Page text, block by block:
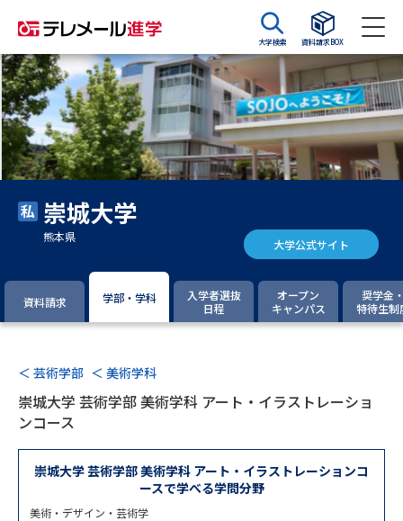
大学検索 資料請求BOX
資料請求 資料検索
大学・短大の資料種類から請求
大学パンフ
大学入学共通テスト利用選抜の
過去問題集
専門学校の資料請求 大学院の資料請求
留学・進学関連、塾・予備校
大学入学共通テスト「受験案
内」の請求
大学入学共通テスト「受験上の
配慮案内」の請求
崇城大学
熊本県 大学公式サイト
資料請求 学部・学科
入学者選抜
日程
オープン
キャンパス
奨学金
特待生制
＜ 芸術学部 ＜ 美術学科
崇城大学 芸術学部 美術学科 アート・イラストレーショ
ンコース
崇城大学 芸術学部 美術学科 アート・イラストレーションコ
ースで学べる学問分野
美術・デザイン・芸術学